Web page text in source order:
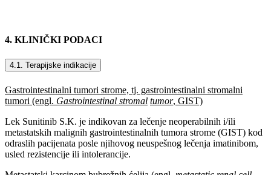
4. KLINIČKI PODACI
4.1. Terapijske indikacije
Gastrointestinalni tumori strome, tj. gastrointestinalni stromalni
tumori (engl. Gastrointestinal stromal tumor, GIST)
Lek Sunitinib S.K. je indikovan za lečenje neoperabilnih i/ili
metastatskih malignih gastrointestinalnih tumora strome (GIST) kod
odraslih pacijenata posle njihovog neuspešnog lečenja imatinibom,
usled rezistencije ili intolerancije.